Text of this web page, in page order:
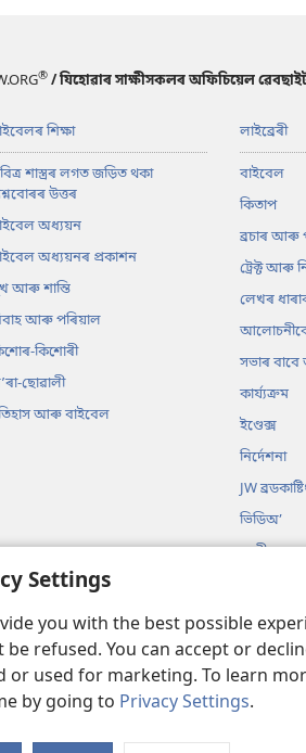
Settings
you with the best possible
be refused. You can accept or
or used for marketing. To learn
by going to Privacy Settings.
® / যিহোৱাৰ সাক্ষীসকলৰ অফিচিয়েল
শিক্ষা
শাস্ত্ৰৰ লগত জড়িত থকা
উত্তৰ
অধ্যয়ন
অধ্যয়নৰ প্ৰকাশন
আৰু শান্তি
আৰু পৰিয়াল
কিশোৰী
ছোৱালী
আৰু বাইবেল
লাইব্ৰেৰী
বাইবেল
কিতাপ
ব্ৰচাৰ আৰু
ট্ৰেক্ট আৰু
লেখৰ
সভাৰ বাবে
কাৰ্য্যক্ৰম
ইণ্ডেক্স
নিৰ্দেশনা
JW
ভিডিঅ’
সংগীত
নাটকৰ
Copyright © 2026